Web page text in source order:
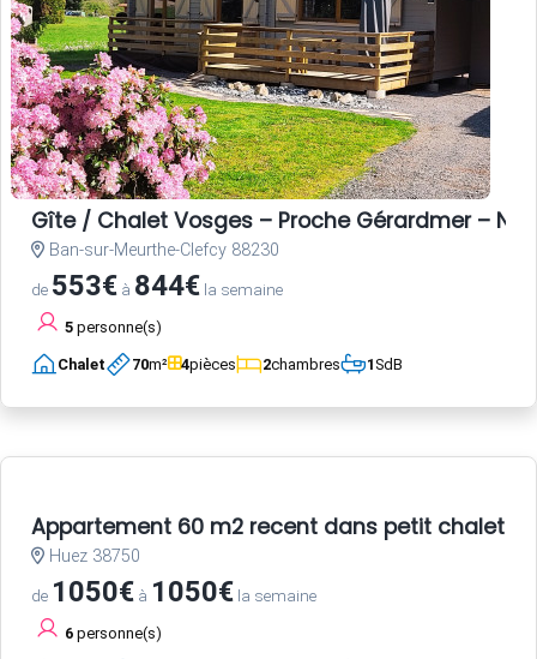
Gîte / Chalet Vosges – Proche Gérardmer –
Ban-sur-Meurthe-Clefcy 88230
de 553€ à 844€ la semaine
5 personne(s)
Chalet 70m² 4pièces 2chambres 1SdB
Appartement 60 m2 recent dans petit chalet a
Huez 38750
de 1050€ à 1050€ la semaine
6 personne(s)